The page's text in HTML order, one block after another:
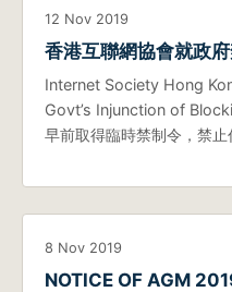
12 Nov 2019
香港互聯網協會就政
Internet Society Hong
Govt’s Injunction of
早前取得臨時禁制令，禁
8 Nov 2019
NOTICE OF AGM